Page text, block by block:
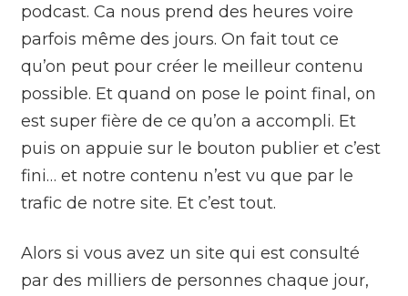
podcast. Ca nous prend des heures voire
parfois même des jours. On fait tout ce
qu’on peut pour créer le meilleur contenu
possible. Et quand on pose le point final, on
est super fière de ce qu’on a accompli. Et
puis on appuie sur le bouton publier et c’est
fini… et notre contenu n’est vu que par le
trafic de notre site. Et c’est tout.
Alors si vous avez un site qui est consulté
par des milliers de personnes chaque jour,